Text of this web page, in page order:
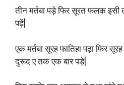
तीन मर्तबा पड़े फिर सूरत फलक इसी
पढ़ें|
एक मर्तबा सूरह फातिहा पढ़ा फिर
दुरूद ए तक एक बार पड़े|